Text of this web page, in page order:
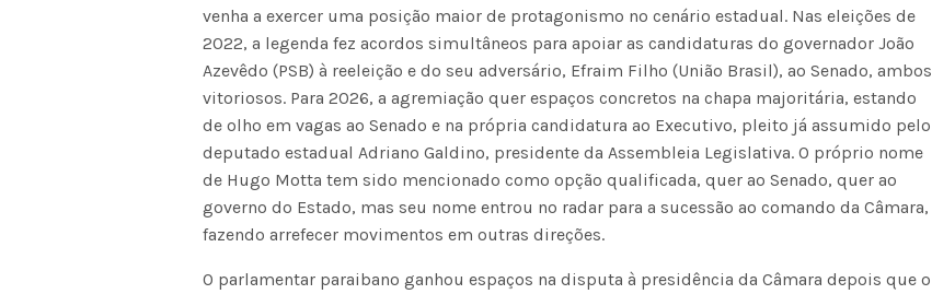
venha a exercer uma posição maior de protagonismo no cenário estadual. Nas eleições de
2022, a legenda fez acordos simultâneos para apoiar as candidaturas do governador João
Azevêdo (PSB) à reeleição e do seu adversário, Efraim Filho (União Brasil), ao Senado, ambos
vitoriosos. Para 2026, a agremiação quer espaços concretos na chapa majoritária, estando
de olho em vagas ao Senado e na própria candidatura ao Executivo, pleito já assumido pelo
deputado estadual Adriano Galdino, presidente da Assembleia Legislativa. O próprio nome
de Hugo Motta tem sido mencionado como opção qualificada, quer ao Senado, quer ao
governo do Estado, mas seu nome entrou no radar para a sucessão ao comando da Câmara,
fazendo arrefecer movimentos em outras direções.
O parlamentar paraibano ganhou espaços na disputa à presidência da Câmara depois que o